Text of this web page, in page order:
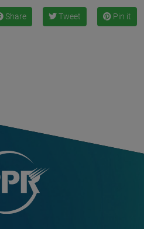
Share Tweet Pin it